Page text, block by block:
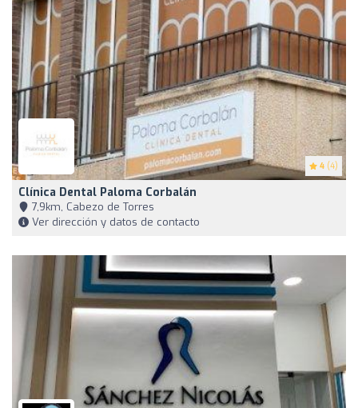
4 (4)
Clínica Dental Paloma Corbalán
7,9km, Cabezo de Torres
Ver dirección y datos de contacto